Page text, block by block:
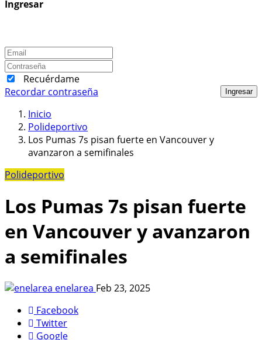
Ingresar
Recuérdame
Ingresar
Recordar contraseña
Inicio
Polideportivo
Los Pumas 7s pisan fuerte en Vancouver y
avanzaron a semifinales
Polideportivo
Los Pumas 7s pisan fuerte
en Vancouver y avanzaron
a semifinales
enelarea Feb 23, 2025
Facebook
Twitter
Google